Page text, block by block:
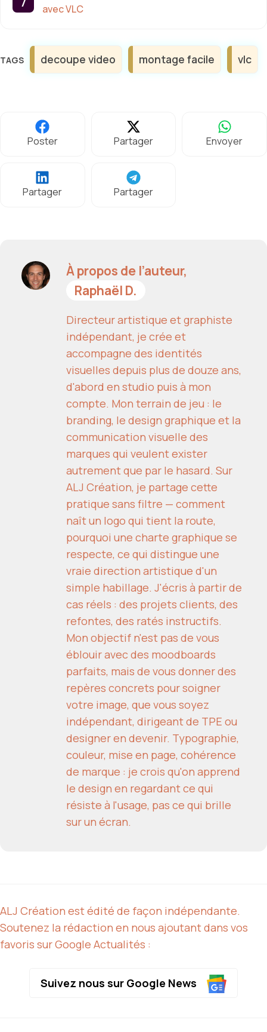
avec VLC
Étiquettes
decoupe video montage facile vlc
Poster Partager Envoyer
Partager Partager
À propos de l’auteur,
Raphaël D.
Directeur artistique et graphiste
indépendant, je crée et
accompagne des identités
visuelles depuis plus de douze ans,
d'abord en studio puis à mon
compte. Mon terrain de jeu : le
branding, le design graphique et la
communication visuelle des
marques qui veulent exister
autrement que par le hasard. Sur
ALJ Création, je partage cette
pratique sans filtre — comment
naît un logo qui tient la route,
pourquoi une charte graphique se
respecte, ce qui distingue une
vraie direction artistique d'un
simple habillage. J'écris à partir de
cas réels : des projets clients, des
refontes, des ratés instructifs.
Mon objectif n'est pas de vous
éblouir avec des moodboards
parfaits, mais de vous donner des
repères concrets pour soigner
votre image, que vous soyez
indépendant, dirigeant de TPE ou
designer en devenir. Typographie,
couleur, mise en page, cohérence
de marque : je crois qu'on apprend
le design en regardant ce qui
résiste à l'usage, pas ce qui brille
sur un écran.
ALJ Création est édité de façon indépendante.
Soutenez la rédaction en nous ajoutant dans vos
favoris sur Google Actualités :
Suivez nous sur Google News